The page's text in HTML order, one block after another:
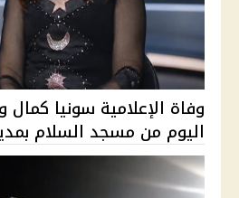
وفاة الإعلامية سونيا كمال
اليوم من مسجد السلام